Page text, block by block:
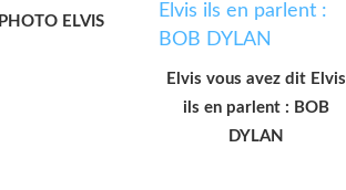
PHOTO ELVIS
Elvis vous avez dit Elvis
ils en parlent : BOB
DYLAN